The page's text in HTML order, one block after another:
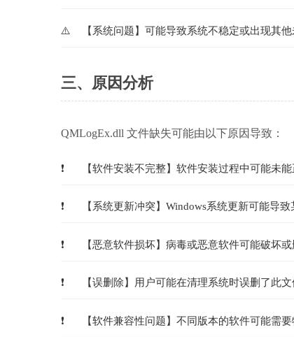
【系统问题】可能导致系统不稳定或出现其
三、原因分析
QMLogEx.dll 文件缺失可能由以下原因导致：
【软件安装不完整】软件安装过程中可能未
【系统更新冲突】Windows系统更新可能导
【恶意软件损坏】病毒或恶意软件可能破坏
【误删除】用户可能在清理系统时误删了此文
【软件兼容性问题】不同版本的软件可能需